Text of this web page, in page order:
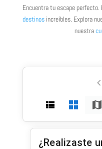
Encuentra tu escape
destinosincreíbles. Explora
nuestra